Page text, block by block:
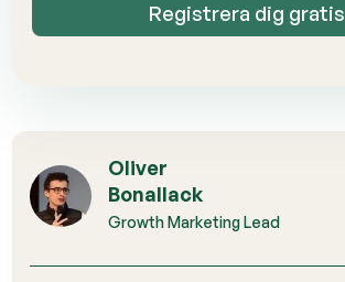
Registrera dig gratis
Oliver
Bonallack
Growth Marketing Lead